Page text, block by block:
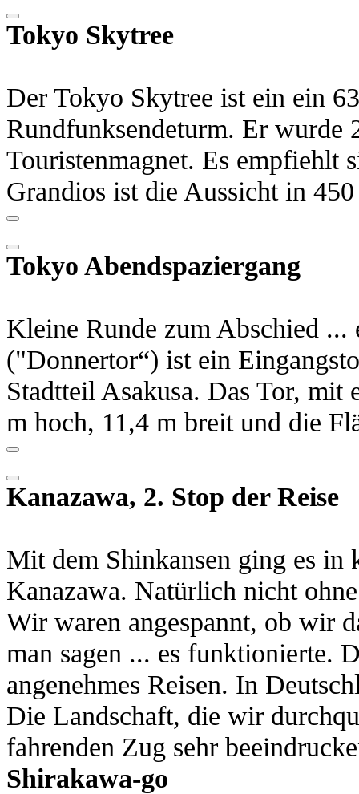
Tokyo Skytree
Der Tokyo Skytree ist ein ein
Rundfunksendeturm. Er wurde
Touristenmagnet. Es empfiehlt
Grandios ist die Aussicht in
Tokyo Abendspaziergang
Kleine Runde zum Abschied
("Donnertor“) ist ein
Stadtteil Asakusa. Das Tor,
m hoch, 11,4 m breit und die
Kanazawa, 2. Stop der Reise
Mit dem Shinkansen ging es in
Kanazawa. Natürlich nicht
Wir waren angespannt, ob wir
man sagen ... es funktionierte.
angenehmes Reisen. In
Die Landschaft, die wir
fahrenden Zug sehr
Shirakawa-go